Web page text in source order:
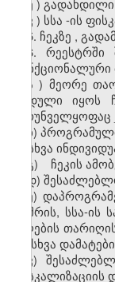
ე ) გადახდილი
ვ ) სსა -ის
5. ჩეკზე ,
6. რეესტრში
ფუნქციონალური
ა ) მეორე
მოდული
იყოს
უზრუნველყოფაც
ბ)
ან სხვა
გ) ჩეკის
დ)
ე)
ნომრის, სსა-
მიღების
და სხვა
ვ)